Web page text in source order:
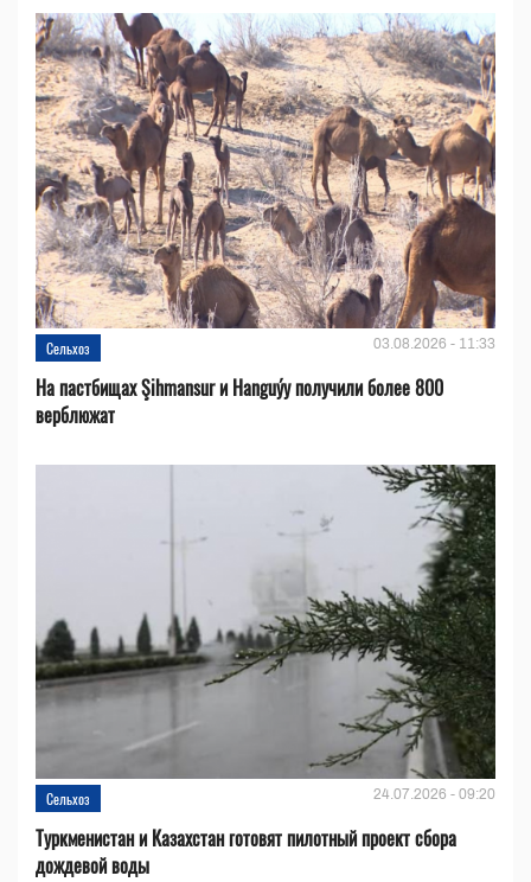
Сельхоз 03.08.2026 - 11:33
На пастбищах Şihmansur и Hanguýy получили более 800
верблюжат
Сельхоз 24.07.2026 - 09:20
Туркменистан и Казахстан готовят пилотный проект сбора
дождевой воды